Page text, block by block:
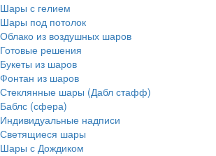
Шары с гелием
Шары под потолок
Облако из воздушных шаров
Готовые решения
Букеты из шаров
Фонтан из шаров
Стеклянные шары (Дабл стафф)
Баблс (сфера)
Индивидуальные надписи
Светящиеся шары
Шары с Дождиком